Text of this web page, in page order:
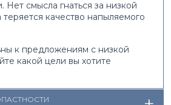
Нет смысла гнаться за низкой
качество напыляемого
к предложениям с низкой
какой цели вы хотите